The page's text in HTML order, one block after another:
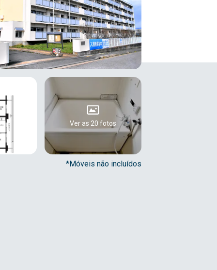
Ver as 20 fotos
*Móveis não incluídos